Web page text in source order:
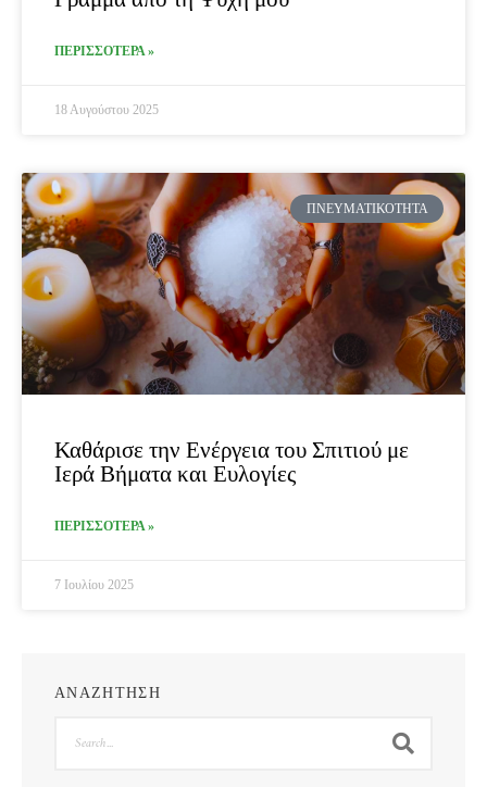
ΠΕΡΙΣΣΟΤΕΡΑ »
18 Αυγούστου 2025
ΠΝΕΥΜΑΤΙΚΌΤΗΤΑ
Καθάρισε την Ενέργεια του Σπιτιού με
Ιερά Βήματα και Ευλογίες
ΠΕΡΙΣΣΟΤΕΡΑ »
7 Ιουλίου 2025
ΑΝΑΖΗΤΗΣΗ